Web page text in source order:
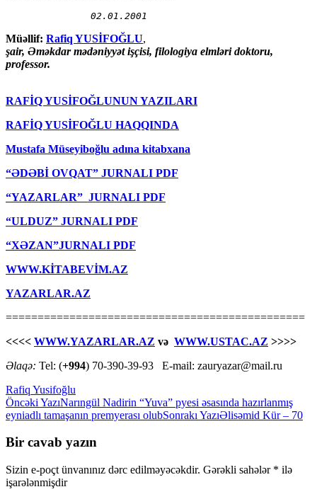
02.01.2001
Müəllif: Rafiq YUSİFOĞLU,
şair, Əməkdar mədəniyyət işçisi, filologiya elmləri doktoru,
professor.
RAFİQ YUSİFOĞLUNUN YAZILARI
RAFİQ YUSİFOĞLU HAQQINDA
Mustafa Müseyiboğlu adına kitabxana
“ƏDƏBİ OVQAT” JURNALI PDF
“YAZARLAR” JURNALI PDF
“ULDUZ” JURNALI PDF
“XƏZAN”JURNALI PDF
WWW.KİTABEVİM.AZ
YAZARLAR.AZ
===============================================
<<<< WWW.YAZARLAR.AZ və WWW.USTAC.AZ >>>>
Əlaqə: Tel: (+994) 70-390-39-93 E-mail: zauryazar@mail.ru
Rafiq Yusifoğlu
Yazılar
üzrə
naviqasiya
Öncəki YazıNarıngül Nadirin “Yuva” pyesi əsasında hazırlanmış
eyniadlı tamaşanın premyerası olubSonrakı YazıƏlisəmid Kür – 70
Bir cavab yazın
Sizin e-poçt ünvanınız dərc edilməyəcəkdir. Gərəkli sahələr * ilə
işarələnmişdir